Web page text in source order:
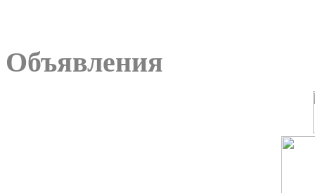
Объявления